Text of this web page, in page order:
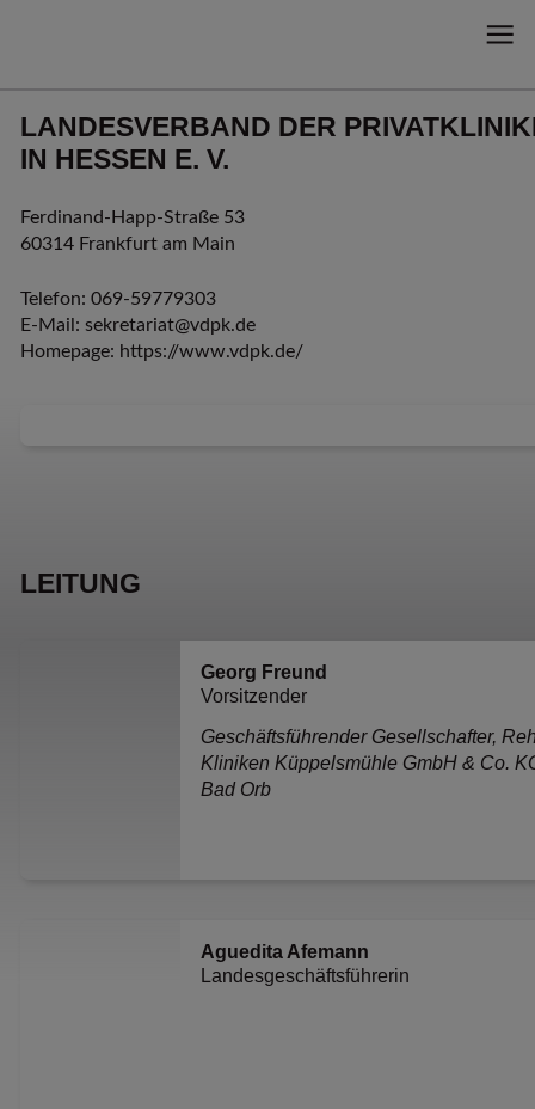
LANDES­VERBAND DER
IN HESSEN E. V.
Ferdinand-Happ-Straße 53
60314 Frankfurt am Main
Telefon: 069-59779303
E-Mail: sekretariat@vdpk.de
Homepage: https://www.vdpk.de/
LEITUNG
Georg Freund
Vorsitzender
Geschäfts­führender Gesell­schafter,
Kliniken Küppels­mühle GmbH & Co.
Bad Orb
Aguedita Afemann
Landes­geschäfts­führerin